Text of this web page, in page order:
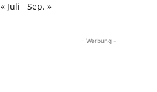
« Juli
Sep. »
- Werbung -